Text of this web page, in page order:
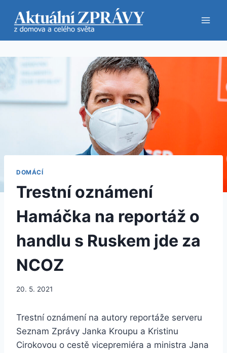
obsah
DOMÁCÍ
Trestní oznámení
Hamáčka na reportáž o
handlu s Ruskem jde za
NCOZ
20. 5. 2021
Trestní oznámení na autory reportáže serveru
Seznam Zprávy Janka Kroupu a Kristinu
Cirokovou o cestě vicepremiéra a ministra Jana